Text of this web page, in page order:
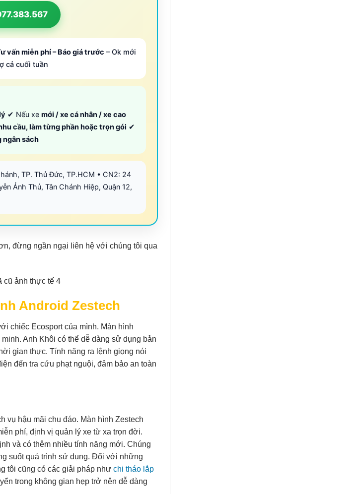
vấn miễn phí – Báo giá trước – Ok mới
cả cuối tuần
✔ Nếu xe mới / xe cá nhân / xe cao
cầu, làm từng phần hoặc trọn gói ✔
ngân sách
TP. Thủ Đức, TP.HCM • CN2: 24
Ảnh Thủ, Tân Chánh Hiệp, Quận 12,
đừng ngần ngại liên hệ với chúng tôi qua
Android Zestech
chiếc Ecosport của mình. Màn hình
Anh Khôi có thể dễ dàng sử dụng bản
gian thực. Tính năng ra lệnh giọng nói
đến tra cứu phạt nguội, đảm bảo an toàn
vụ hậu mãi chu đáo. Màn hình Zestech
phí, định vị quản lý xe từ xa trọn đời.
và có thêm nhiều tính năng mới. Chúng
suốt quá trình sử dụng. Đối với những
tôi cũng có các giải pháp như chi tháo lắp
trong không gian hẹp trở nên dễ dàng